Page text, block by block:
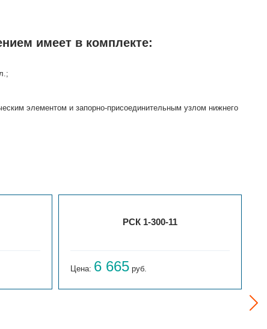
имеет в комплекте:
элементом и запорно-присоединительным узлом нижнего
РСК 1-300-11
Цена: 6 665 руб.